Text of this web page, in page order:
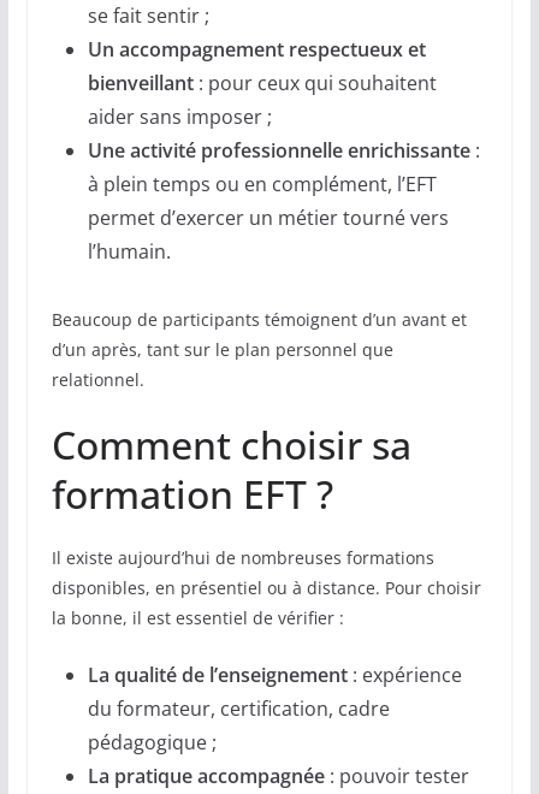
se fait sentir ;
Un accompagnement respectueux et
bienveillant: pour ceux qui souhaitent
aider sans imposer ;
Une activité professionnelle enrichissante:
à plein temps ou en complément, l’EFT
permet d’exercer un métier tourné vers
l’humain.
Beaucoup de participants témoignent d’un avant et
d’un après, tant sur le plan personnel que
relationnel.
Comment choisir sa
formation EFT ?
Il existe aujourd’hui de nombreuses formations
disponibles, en présentiel ou à distance. Pour choisir
la bonne, il est essentiel de vérifier :
La qualité de l’enseignement: expérience
du formateur, certification, cadre
pédagogique ;
La pratique accompagnée: pouvoir tester